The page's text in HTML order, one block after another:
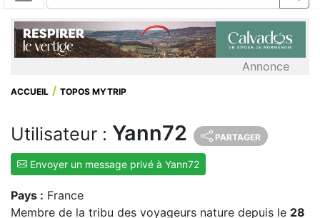
Annonce
ACCUEIL TOPOS MYTRIP
Utilisateur : Yann72 PARTAGER
Envoyer un message privé à Yann72
Pays : France
Membre de la tribu des voyageurs nature depuis le 28